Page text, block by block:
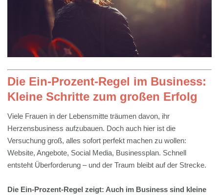
Die Ein-Prozent-Regel im Business:
Kleine Schritte zum großen Erfolg
Viele Frauen in der Lebensmitte träumen davon, ihr
Herzensbusiness aufzubauen. Doch auch hier ist die
Versuchung groß, alles sofort perfekt machen zu wollen:
Website, Angebote, Social Media, Businessplan. Schnell
entsteht Überforderung – und der Traum bleibt auf der Strecke.
Die Ein-Prozent-Regel zeigt: Auch im Business sind kleine